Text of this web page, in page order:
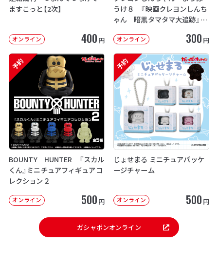
ますこっと【2次】
オンライン 400 円
うけ８ 『映画クレヨンしんち
ゃん 暗黒タマタマ大追跡』【2
オンライン 300 円
予約
BOUNTY HUNTER 『スカル
くん』ミニチュアフィギュアコ
レクション２
オンライン 500 円
予約
じょせまる ミニチュアパッケ
ージチャーム
オンライン 500 円
ガシャポンオンライン